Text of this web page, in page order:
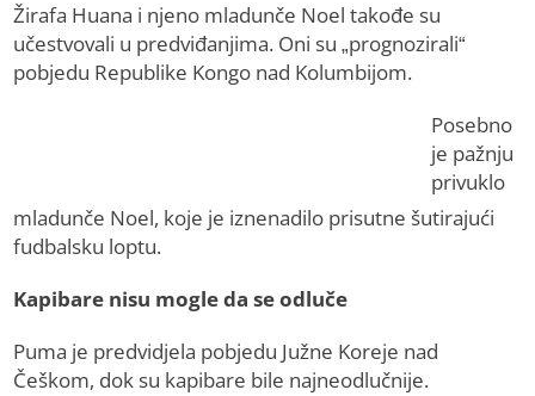
Žirafa Huana i njeno mladunče Noel takođe su
učestvovali u predviđanjima. Oni su „prognozirali“
pobjedu Republike Kongo nad Kolumbijom.
Posebno
je pažnju
privuklo
mladunče Noel, koje je iznenadilo prisutne šutirajući
fudbalsku loptu.
Kapibare nisu mogle da se odluče
Puma je predvidjela pobjedu Južne Koreje nad
Češkom, dok su kapibare bile najneodlučnije.